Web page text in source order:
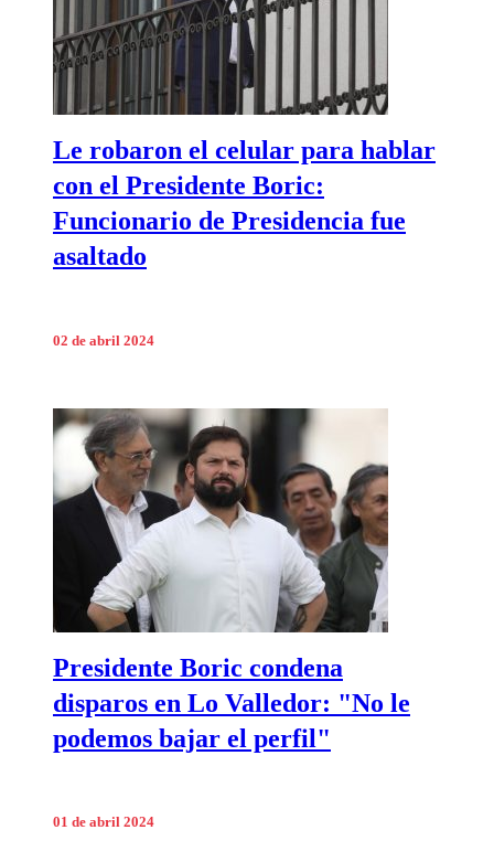
Le robaron el celular para hablar
con el Presidente Boric:
Funcionario de Presidencia fue
asaltado
02 de abril 2024
Presidente Boric condena
disparos en Lo Valledor: "No le
podemos bajar el perfil"
01 de abril 2024